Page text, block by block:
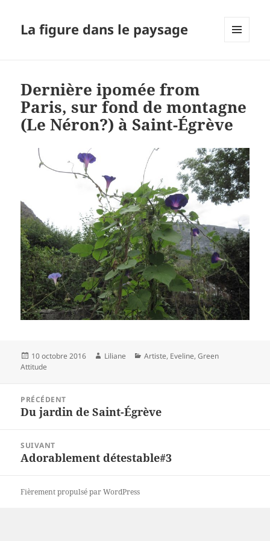
La figure dans le paysage
Dernière ipomée from
Paris, sur fond de montagne
(Le Néron?) à Saint-Égrève
Publié
le
10 octobre 2016 Auteur
Liliane Catégories
Artiste, Eveline,Green
Attitude
l’article
PRÉCÉDENT
Article
Du jardin de Saint-Égrève
SUIVANT
Article
Adorablement détestable#3
Fièrement propulsé par WordPress